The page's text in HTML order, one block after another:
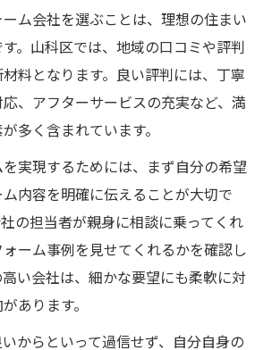
ム会社を選ぶことは、理想の住まい
。山科区では、地域の口コミや評判
料となります。良い評判には、丁寧
、アフターサービスの充実など、満
多く含まれています。
実現するためには、まず自分の希望
内容を明確に伝えることが大切で
の担当者が親身に相談に乗ってくれ
ーム事例を見せてくれるかを確認し
い会社は、細かな要望にも柔軟に対
あります。
からといって過信せず、自分自身の